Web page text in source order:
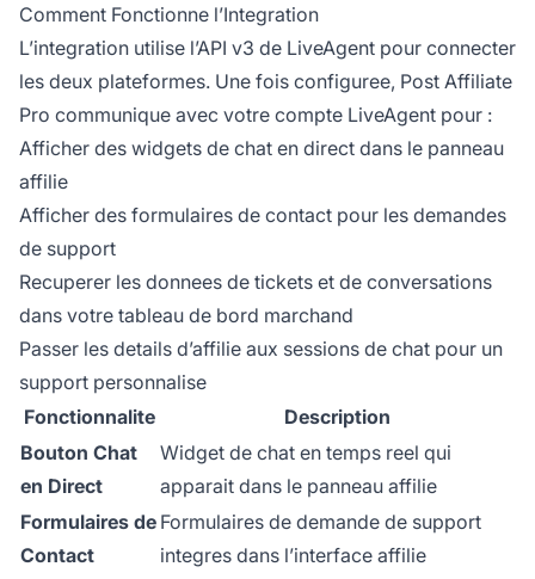
Comment Fonctionne l’Integration
L’integration utilise l’API v3 de LiveAgent pour connecter
les deux plateformes. Une fois configuree, Post Affiliate
Pro communique avec votre compte LiveAgent pour :
Afficher des widgets de chat en direct dans le panneau
affilie
Afficher des formulaires de contact pour les demandes
de support
Recuperer les donnees de tickets et de conversations
dans votre tableau de bord marchand
Passer les details d’affilie aux sessions de chat pour un
support personnalise
Fonctionnalite
Description
Bouton Chat
en Direct
Widget de chat en temps reel qui
apparait dans le panneau affilie
Formulaires de
Contact
Formulaires de demande de support
integres dans l’interface affilie